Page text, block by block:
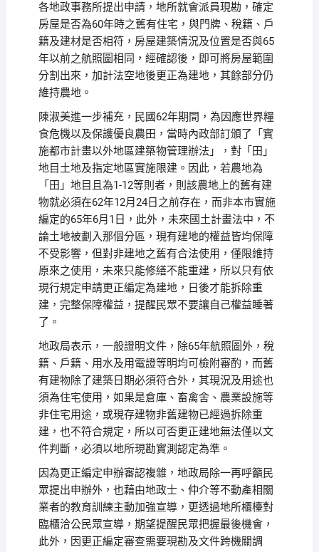
各地政事務所提出申請，地所就會派員現勘，確定
房屋是否為60年時之舊有住宅，與門牌、稅籍、戶
籍及建材是否相符，房屋建築情況及位置是否與65
年以前之航照圖相同，經確認後，即可將房屋範圍
分割出來，加計法空地後更正為建地，其餘部分仍
維持農地。
陳淑美進一步補充，民國62年期間，為因應世界糧
食危機以及保護優良農田，當時內政部訂頒了「實
施都市計畫以外地區建築物管理辦法」，對「田」
地目土地及指定地區實施限建。因此，若農地為
「田」地目且為1-12等則者，則該農地上的舊有建
物就必須在62年12月24日之前存在，而非本市實施
編定的65年6月1日，此外，未來國土計畫法中，不
論土地被劃入那個分區，現有建地的權益皆均保障
不受影響，但對非建地之舊有合法使用，僅限維持
原來之使用，未來只能修繕不能重建，所以只有依
現行規定申請更正編定為建地，日後才能拆除重
建，完整保障權益，提醒民眾不要讓自己權益睡著
了。
地政局表示，一般證明文件，除65年航照圖外，稅
籍、戶籍、用水及用電證等明均可檢附審酌，而舊
有建物除了建築日期必須符合外，其現況及用途也
須為住宅使用，如果是倉庫、畜禽舍、農業設施等
非住宅用途，或現存建物非舊建物已經過拆除重
建，也不符合規定，所以可否更正建地無法僅以文
件判斷，必須以地所現勘實測認定為準。
因為更正編定申辦審認複雜，地政局除一再呼籲民
眾提出申辦外，也藉由地政士、仲介等不動產相關
業者的教育訓練主動加強宣導，更透過地所櫃檯對
臨櫃洽公民眾宣導，期望提醒民眾把握最後機會，
此外，因更正編定審查需要現勘及文件跨機關調